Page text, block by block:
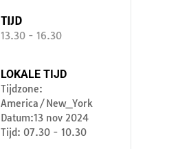
TIJD
13.30 - 16.30
LOKALE TIJD
Tijdzone:
America/New_York
Datum:13 nov 2024
Tijd: 07.30 - 10.30